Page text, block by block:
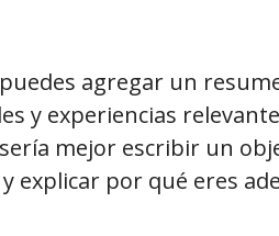
agregar un
y experiencias
mejor escribir un
explicar por qué eres